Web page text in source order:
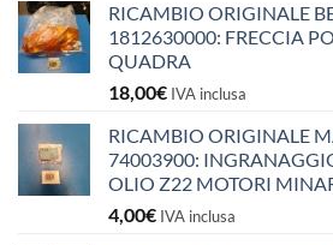
RICAMBIO ORIGINALE
1812630000: FRECCIA
QUADRA
18,00€ IVA inclusa
RICAMBIO ORIGINALE
74003900:
OLIO Z22 MOTORI
4,00€ IVA inclusa